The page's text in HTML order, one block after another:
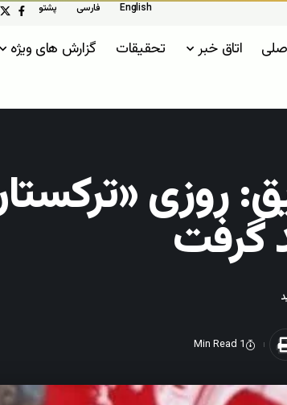
English فارسی پشتو
اتاق خبر تحقیقات گزارش های ویژه
روزی
گرفت
1 Min Read